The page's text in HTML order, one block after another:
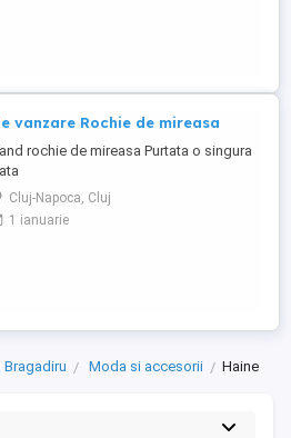
vanzare Rochie de mireasa
rochie de mireasa Purtata o singura
Cluj-Napoca, Cluj
1 ianuarie
Bragadiru Moda si accesorii Haine